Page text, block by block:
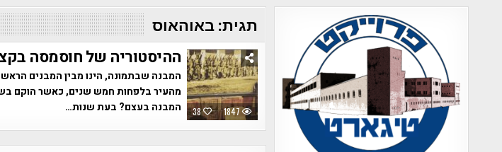
תגית:באוהאוס
38 1847
ההיסטוריה של חוסמסה
המבנה שבתמונה, הינו מבין המבנים
מהעיר בלפחות חמש שנים, כאשר הוקם
המבנה בעצם? בעת שנות…